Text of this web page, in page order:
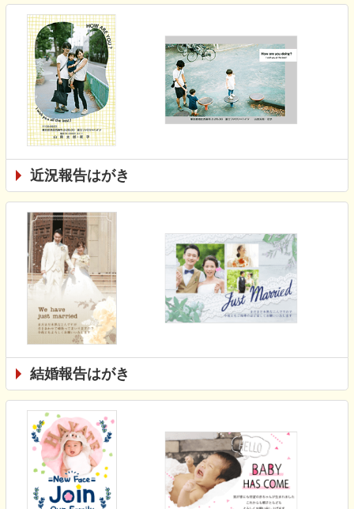
近況報告はがき
結婚報告はがき